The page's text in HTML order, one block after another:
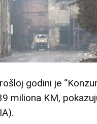
godini je
miliona KM,